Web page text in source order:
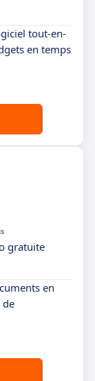
tout-en-
en temps
gratuite
en
de